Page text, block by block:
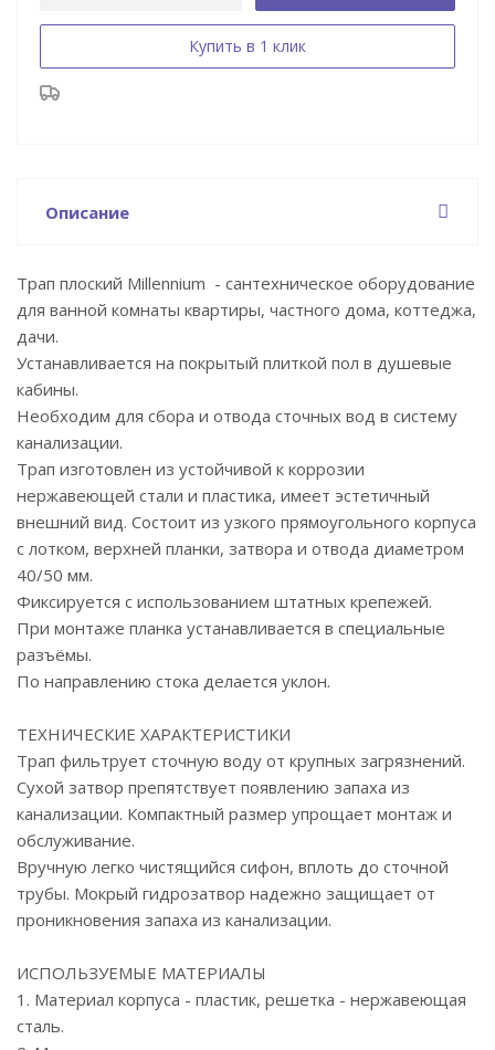
Купить в 1 клик
Описание
Трап плоский Millennium - сантехническое оборудование
для ванной комнаты квартиры, частного дома, коттеджа,
дачи.
Устанавливается на покрытый плиткой пол в душевые
кабины.
Необходим для сбора и отвода сточных вод в систему
канализации.
Трап изготовлен из устойчивой к коррозии
нержавеющей стали и пластика, имеет эстетичный
внешний вид. Состоит из узкого прямоугольного корпуса
с лотком, верхней планки, затвора и отвода диаметром
40/50 мм.
Фиксируется с использованием штатных крепежей.
При монтаже планка устанавливается в специальные
разъёмы.
По направлению стока делается уклон.
ТЕХНИЧЕСКИЕ ХАРАКТЕРИСТИКИ
Трап фильтрует сточную воду от крупных загрязнений.
Сухой затвор препятствует появлению запаха из
канализации. Компактный размер упрощает монтаж и
обслуживание.
Вручную легко чистящийся сифон, вплоть до сточной
трубы. Мокрый гидрозатвор надежно защищает от
проникновения запаха из канализации.
ИСПОЛЬЗУЕМЫЕ МАТЕРИАЛЫ
1. Материал корпуса - пластик, решетка - нержавеющая
сталь.